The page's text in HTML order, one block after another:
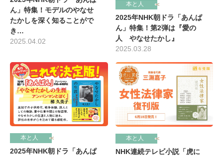
ん」特集！モデルのやなせ
たかしを深く知ることがで
き…
2025.04.02
本と人
2025年NHK朝ドラ「あんぱ
ん」特集！第2弾は『愛の
人 やなせたかし』
2025.03.28
本と人
2025年NHK朝ドラ「あんぱ
本と人
NHK連続テレビ小説「虎に